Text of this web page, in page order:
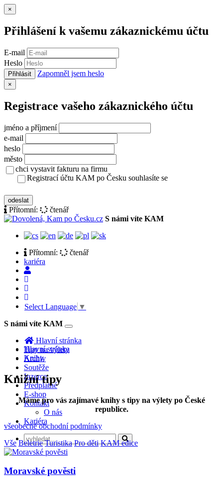
×
Přihlášení k vašemu zákaznickému účtu
E-mail
Heslo
Přihlásit Zapomněl jsem heslo
×
Registrace vašeho zákaznického účtu
jméno a příjmení
e-mail
heslo
město
chci vystavit fakturu na firmu
Registrací účtu KAM po Česku souhlasíte se
odeslat
Přítomní:
čtenář
S námi víte KAM
Přítomní:
čtenář
kariéra
Select Language ▼
S námi víte KAM
Toggle
navigation
Hlavní stránka
Tipy na výlety
Archiv
Soutěže
Inzerce
Předplatné
E-shop
Kontakt
O nás
Kariéra
Hlavní stránka
Knihy
Knižní tipy
Máme pro vás zajímavé knihy s tipy na výlety po České
republice.
všeobecné obchodní podmínky
Vše Beletrie Turistika Pro děti KAM edice
Moravské pověsti